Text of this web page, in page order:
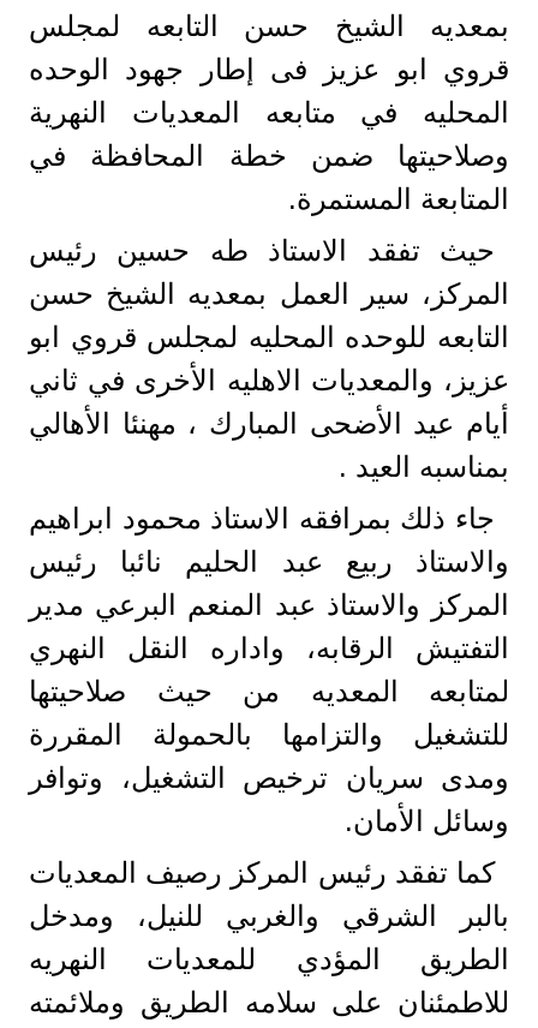
بمعديه الشيخ حسن التابعه لمجلس
قروي ابو عزيز فى إطار جهود الوحده
المحليه في متابعه المعديات النهرية
وصلاحيتها ضمن خطة المحافظة في
المتابعة المستمرة.
حيث تفقد الاستاذ طه حسين رئيس
المركز، سير العمل بمعديه الشيخ حسن
التابعه للوحده المحليه لمجلس قروي ابو
عزيز، والمعديات الاهليه الأخرى في ثاني
أيام عيد الأضحى المبارك ، مهنئا الأهالي
بمناسبه العيد .
جاء ذلك بمرافقه الاستاذ محمود ابراهيم
والاستاذ ربيع عبد الحليم نائبا رئيس
المركز والاستاذ عبد المنعم البرعي مدير
التفتيش الرقابه، واداره النقل النهري
لمتابعه المعديه من حيث صلاحيتها
للتشغيل والتزامها بالحمولة المقررة
ومدى سريان ترخيص التشغيل، وتوافر
وسائل الأمان.
كما تفقد رئيس المركز رصيف المعديات
بالبر الشرقي والغربي للنيل، ومدخل
الطريق المؤدي للمعديات النهريه
للاطمئنان على سلامه الطريق وملائمته